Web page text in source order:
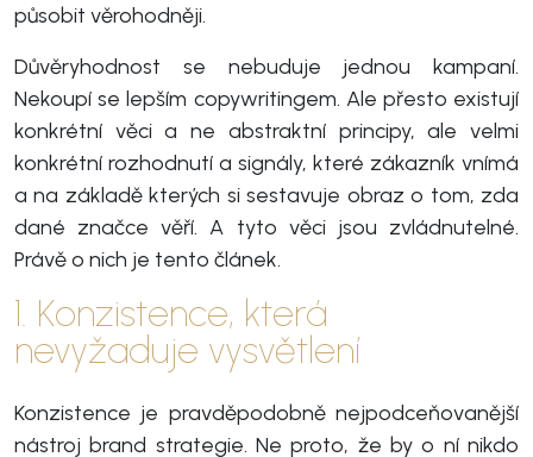
působit věrohodněji.
Důvěryhodnost se nebuduje jednou kampaní.
Nekoupí se lepším copywritingem. Ale přesto existují
konkrétní věci a ne abstraktní principy, ale velmi
konkrétní rozhodnutí a signály, které zákazník vnímá
a na základě kterých si sestavuje obraz o tom, zda
dané značce věří. A tyto věci jsou zvládnutelné.
Právě o nich je tento článek.
1. Konzistence, která
nevyžaduje vysvětlení
Konzistence je pravděpodobně nejpodceňovanější
nástroj brand strategie. Ne proto, že by o ní nikdo